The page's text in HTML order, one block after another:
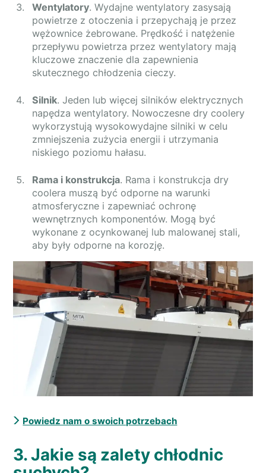
Wentylatory. Wydajne wentylatory zasysają
powietrze z otoczenia i przepychają je przez
wężownice żebrowane. Prędkość i natężenie
przepływu powietrza przez wentylatory mają
kluczowe znaczenie dla zapewnienia
skutecznego chłodzenia cieczy.
Silnik. Jeden lub więcej silników elektrycznych
napędza wentylatory. Nowoczesne dry coolery
wykorzystują wysokowydajne silniki w celu
zmniejszenia zużycia energii i utrzymania
niskiego poziomu hałasu.
Rama i konstrukcja. Rama i konstrukcja dry
coolera muszą być odporne na warunki
atmosferyczne i zapewniać ochronę
wewnętrznych komponentów. Mogą być
wykonane z ocynkowanej lub malowanej stali,
aby były odporne na korozję.
Powiedz nam o swoich potrzebach
3. Jakie są zalety chłodnic